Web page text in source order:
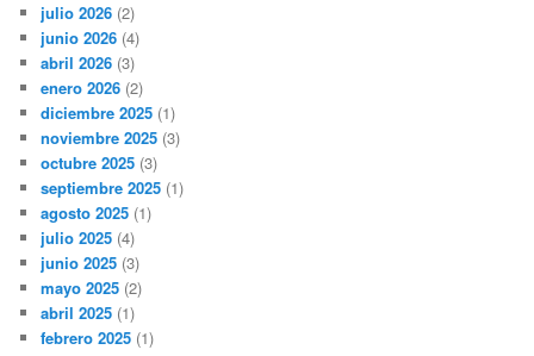
julio 2026 (2)
junio 2026 (4)
abril 2026 (3)
enero 2026 (2)
diciembre 2025 (1)
noviembre 2025 (3)
octubre 2025 (3)
septiembre 2025 (1)
agosto 2025 (1)
julio 2025 (4)
junio 2025 (3)
mayo 2025 (2)
abril 2025 (1)
febrero 2025 (1)